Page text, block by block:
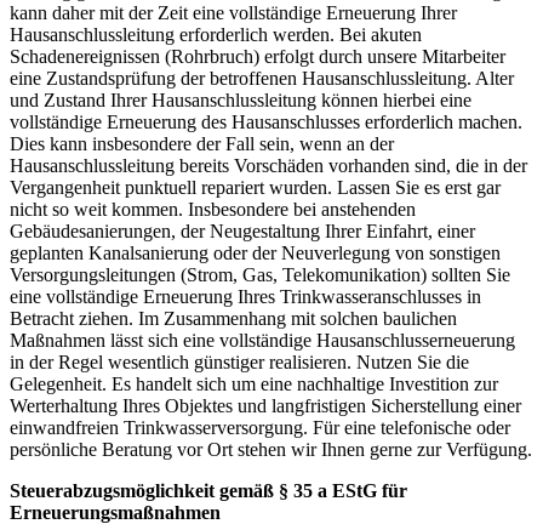
kann daher mit der Zeit eine vollständige Erneuerung Ihrer
Hausanschlussleitung erforderlich werden. Bei akuten
Schadenereignissen (Rohrbruch) erfolgt durch unsere Mitarbeiter
eine Zustandsprüfung der betroffenen Hausanschlussleitung. Alter
und Zustand Ihrer Hausanschlussleitung können hierbei eine
vollständige Erneuerung des Hausanschlusses erforderlich machen.
Dies kann insbesondere der Fall sein, wenn an der
Hausanschlussleitung bereits Vorschäden vorhanden sind, die in der
Vergangenheit punktuell repariert wurden. Lassen Sie es erst gar
nicht so weit kommen. Insbesondere bei anstehenden
Gebäudesanierungen, der Neugestaltung Ihrer Einfahrt, einer
geplanten Kanalsanierung oder der Neuverlegung von sonstigen
Versorgungsleitungen (Strom, Gas, Telekomunikation) sollten Sie
eine vollständige Erneuerung Ihres Trinkwasseranschlusses in
Betracht ziehen. Im Zusammenhang mit solchen baulichen
Maßnahmen lässt sich eine vollständige Hausanschlusserneuerung
in der Regel wesentlich günstiger realisieren. Nutzen Sie die
Gelegenheit. Es handelt sich um eine nachhaltige Investition zur
Werterhaltung Ihres Objektes und langfristigen Sicherstellung einer
einwandfreien Trinkwasserversorgung. Für eine telefonische oder
persönliche Beratung vor Ort stehen wir Ihnen gerne zur Verfügung.
Steuerabzugsmöglichkeit gemäß § 35 a EStG für
Erneuerungsmaßnahmen